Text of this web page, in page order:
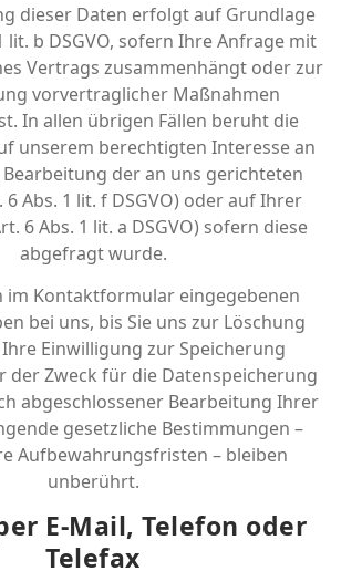
dieser Daten erfolgt auf Grundlage
lit. b DSGVO, sofern Ihre Anfrage mit
Vertrags zusammenhängt oder zur
vorvertraglicher Maßnahmen
In allen übrigen Fällen beruht die
unserem berechtigten Interesse an
der an uns gerichteten
Abs. 1 lit. f DSGVO) oder auf Ihrer
6 Abs. 1 lit. a DSGVO) sofern diese
abgefragt wurde.
im Kontaktformular eingegebenen
bei uns, bis Sie uns zur Löschung
Einwilligung zur Speicherung
der Zweck für die Datenspeicherung
abgeschlossener Bearbeitung Ihrer
gesetzliche Bestimmungen –
Aufbewahrungsfristen – bleiben
unberührt.
E-Mail, Telefon oder
Telefax